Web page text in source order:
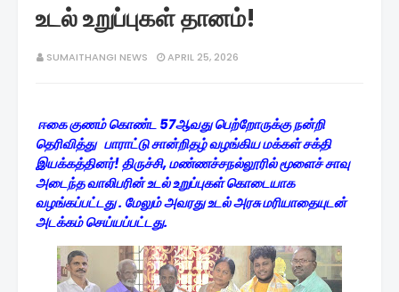
உடல் உறுப்புகள் தானம்!
SUMAITHANGI NEWS APRIL 25, 2026
ஈகை குணம் கொண்ட 57ஆவது பெற்றோருக்கு நன்றி
தெரிவித்து பாராட்டு சான்றிதழ் வழங்கிய மக்கள் சக்தி
இயக்கத்தினர்! திருச்சி, மண்ணச்சநல்லூரில் மூளைச் சாவு
அடைந்த வாலிபரின் உடல் உறுப்புகள் கொடையாக
வழங்கப்பட்டது . மேலும் அவரது உடல் அரசு மரியாதையுடன்
அடக்கம் செய்யப்பட்டது.